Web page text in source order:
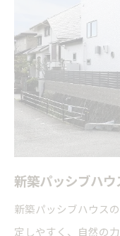
パッシブハウ
新築パッシ
高断熱住宅
実際の新
パッシブ
新築で注
新築パッシブハ
新築パッシブハウス
定しやすく、自然の